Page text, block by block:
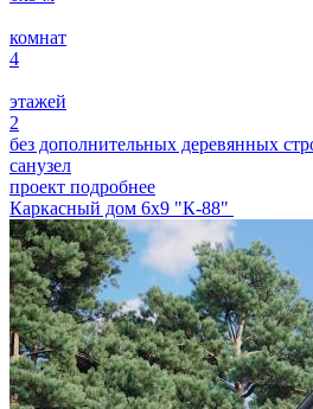
комнат
4
этажей
2
без дополнительных деревянных
санузел
проект подробнее
Каркасный дом 6х9 "К-88"